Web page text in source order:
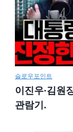
슬로우포인트
이진우·김원
관람기.